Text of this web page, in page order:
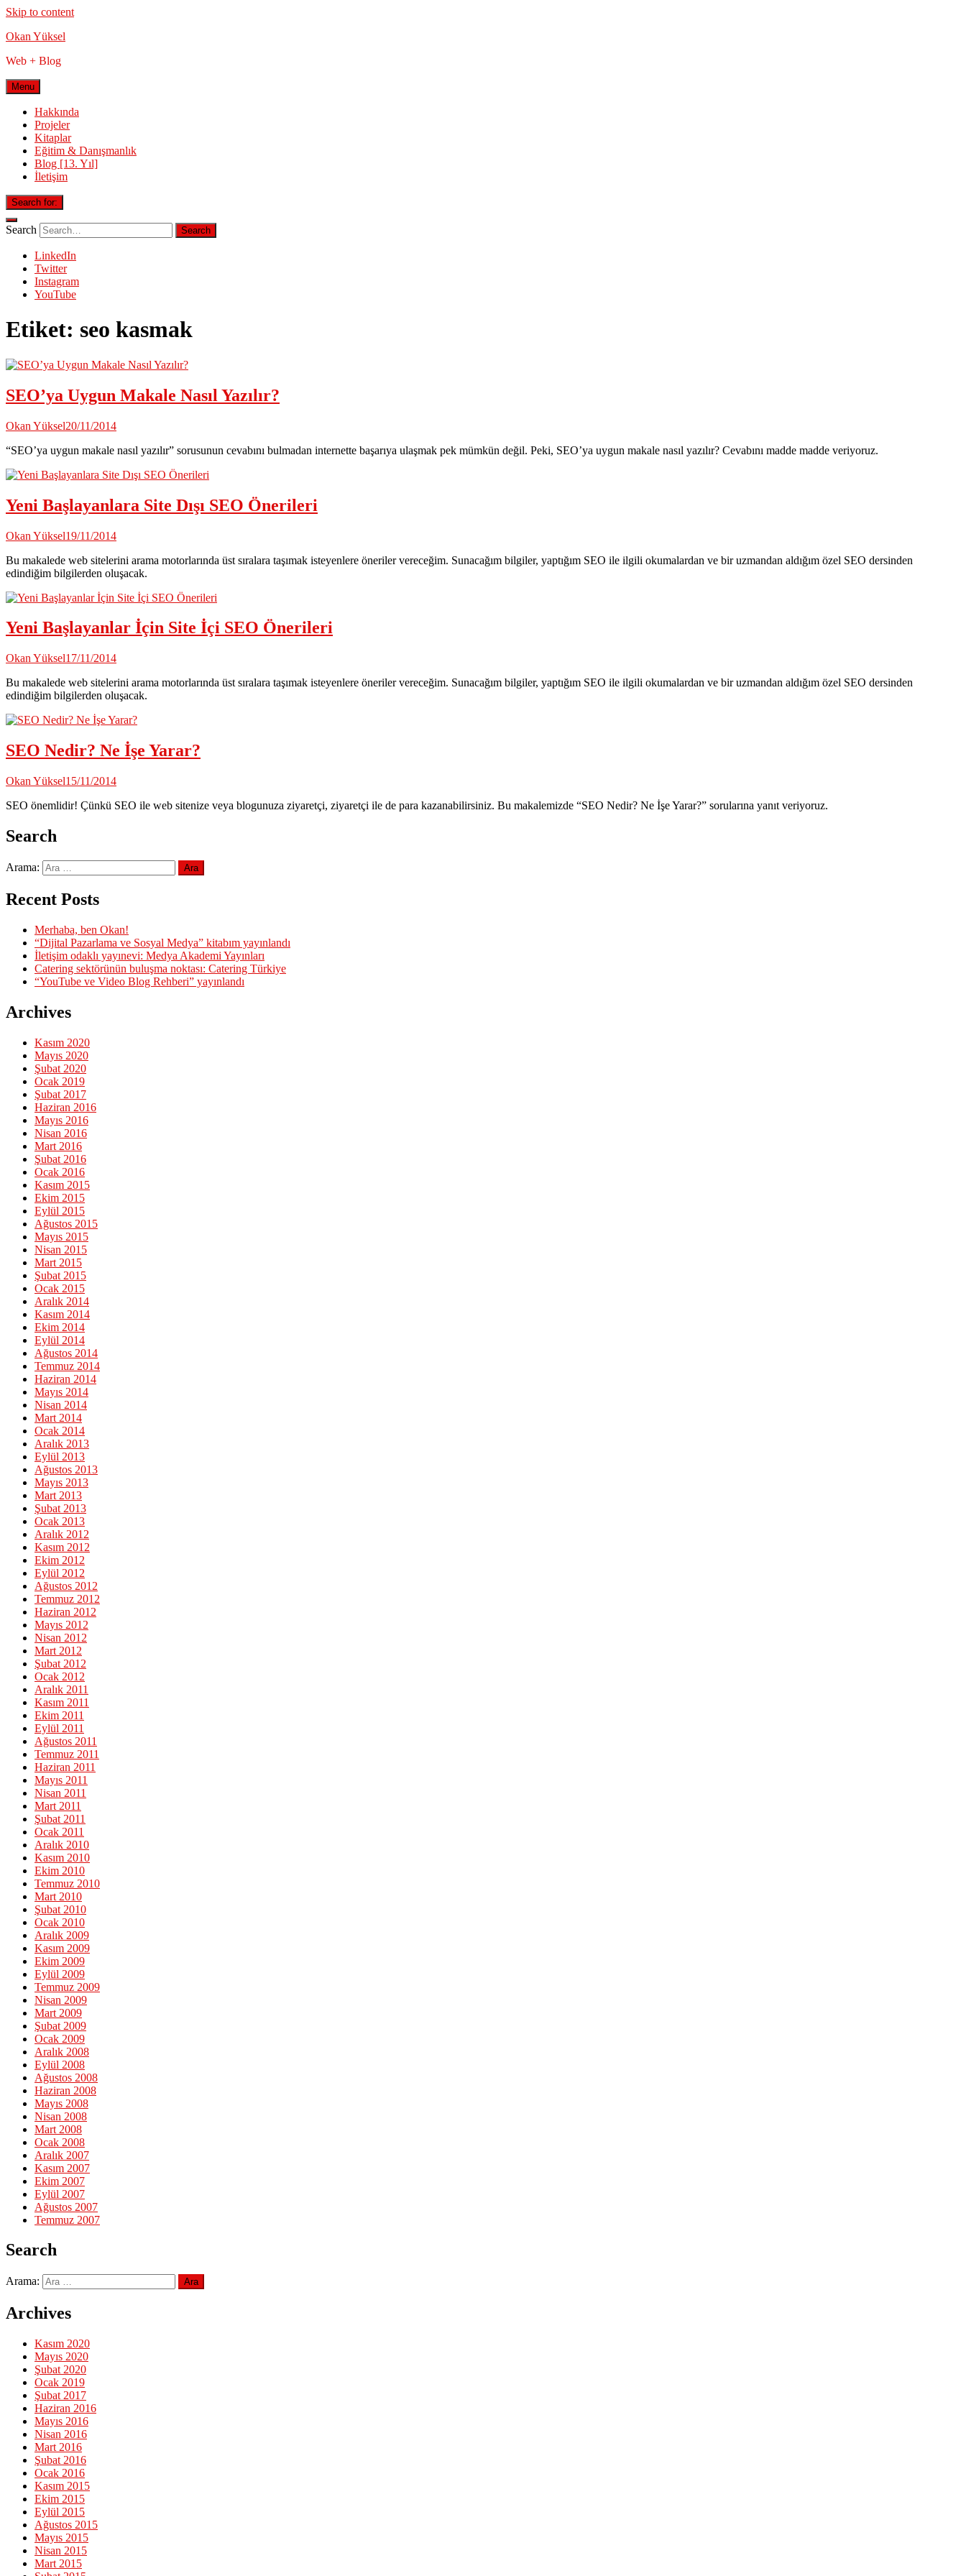
Skip to content
Okan Yüksel
Web + Blog
Menu
Hakkında
Projeler
Kitaplar
Eğitim & Danışmanlık
Blog [13. Yıl]
İletişim
Search for:
Search
LinkedIn
Twitter
Instagram
YouTube
Etiket: seo kasmak
SEO’ya Uygun Makale Nasıl Yazılır?
Okan Yüksel20/11/2014
“SEO’ya uygun makale nasıl yazılır” sorusunun cevabını bulmadan internette başarıya ulaşmak pek mümkün değil. Peki, SEO’ya uygun makale nasıl yazılır? Cevabını madde madde veriyoruz.
Yeni Başlayanlara Site Dışı SEO Önerileri
Okan Yüksel19/11/2014
Bu makalede web sitelerini arama motorlarında üst sıralara taşımak isteyenlere öneriler vereceğim. Sunacağım bilgiler, yaptığım SEO ile ilgili okumalardan ve bir uzmandan aldığım özel SEO dersinden
edindiğim bilgilerden oluşacak.
Yeni Başlayanlar İçin Site İçi SEO Önerileri
Okan Yüksel17/11/2014
Bu makalede web sitelerini arama motorlarında üst sıralara taşımak isteyenlere öneriler vereceğim. Sunacağım bilgiler, yaptığım SEO ile ilgili okumalardan ve bir uzmandan aldığım özel SEO dersinden
edindiğim bilgilerden oluşacak.
SEO Nedir? Ne İşe Yarar?
Okan Yüksel15/11/2014
SEO önemlidir! Çünkü SEO ile web sitenize veya blogunuza ziyaretçi, ziyaretçi ile de para kazanabilirsiniz. Bu makalemizde “SEO Nedir? Ne İşe Yarar?” sorularına yanıt veriyoruz.
Search
Arama:
Recent Posts
Merhaba, ben Okan!
“Dijital Pazarlama ve Sosyal Medya” kitabım yayınlandı
İletişim odaklı yayınevi: Medya Akademi Yayınları
Catering sektörünün buluşma noktası: Catering Türkiye
“YouTube ve Video Blog Rehberi” yayınlandı
Archives
Kasım 2020
Mayıs 2020
Şubat 2020
Ocak 2019
Şubat 2017
Haziran 2016
Mayıs 2016
Nisan 2016
Mart 2016
Şubat 2016
Ocak 2016
Kasım 2015
Ekim 2015
Eylül 2015
Ağustos 2015
Mayıs 2015
Nisan 2015
Mart 2015
Şubat 2015
Ocak 2015
Aralık 2014
Kasım 2014
Ekim 2014
Eylül 2014
Ağustos 2014
Temmuz 2014
Haziran 2014
Mayıs 2014
Nisan 2014
Mart 2014
Ocak 2014
Aralık 2013
Eylül 2013
Ağustos 2013
Mayıs 2013
Mart 2013
Şubat 2013
Ocak 2013
Aralık 2012
Kasım 2012
Ekim 2012
Eylül 2012
Ağustos 2012
Temmuz 2012
Haziran 2012
Mayıs 2012
Nisan 2012
Mart 2012
Şubat 2012
Ocak 2012
Aralık 2011
Kasım 2011
Ekim 2011
Eylül 2011
Ağustos 2011
Temmuz 2011
Haziran 2011
Mayıs 2011
Nisan 2011
Mart 2011
Şubat 2011
Ocak 2011
Aralık 2010
Kasım 2010
Ekim 2010
Temmuz 2010
Mart 2010
Şubat 2010
Ocak 2010
Aralık 2009
Kasım 2009
Ekim 2009
Eylül 2009
Temmuz 2009
Nisan 2009
Mart 2009
Şubat 2009
Ocak 2009
Aralık 2008
Eylül 2008
Ağustos 2008
Haziran 2008
Mayıs 2008
Nisan 2008
Mart 2008
Ocak 2008
Aralık 2007
Kasım 2007
Ekim 2007
Eylül 2007
Ağustos 2007
Temmuz 2007
Search
Arama:
Archives
Kasım 2020
Mayıs 2020
Şubat 2020
Ocak 2019
Şubat 2017
Haziran 2016
Mayıs 2016
Nisan 2016
Mart 2016
Şubat 2016
Ocak 2016
Kasım 2015
Ekim 2015
Eylül 2015
Ağustos 2015
Mayıs 2015
Nisan 2015
Mart 2015